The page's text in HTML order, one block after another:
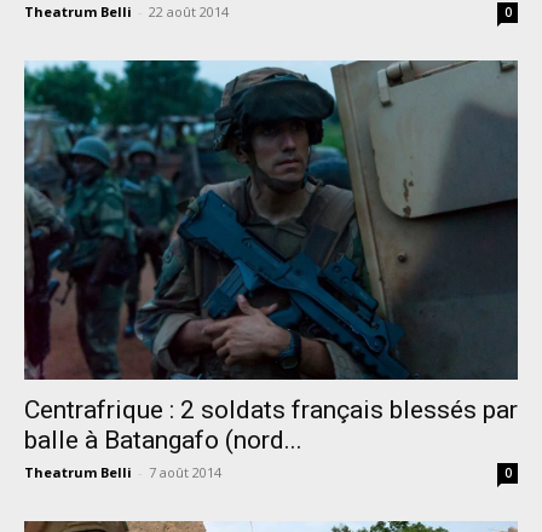
Theatrum Belli - 22 août 2014 0
Centrafrique : 2 soldats français blessés par
balle à Batangafo (nord...
Theatrum Belli - 7 août 2014 0